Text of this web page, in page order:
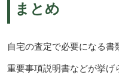
まとめ
自宅の査定で必要になる書
重要事項説明書などが挙げ